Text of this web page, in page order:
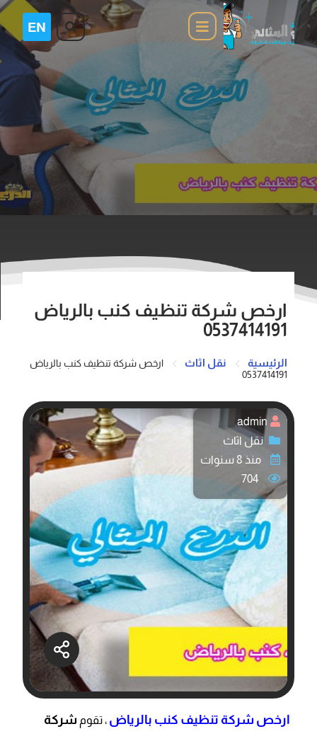
ارخص شركة تنظيف كنب بالرياض
0537414191
الرئيسية نقل اثاث
ارخص شركة تنظيف كنب بالرياض
0537414191
admin
نقل اثاث
منذ 8 سنوات
704
ارخص شركة تنظيف كنب بالرياض ، تقوم شركة